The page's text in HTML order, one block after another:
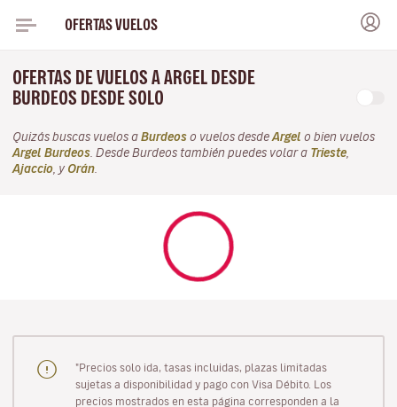
OFERTAS VUELOS
OFERTAS DE VUELOS A ARGEL DESDE
BURDEOS DESDE SOLO
Quizás buscas vuelos a Burdeos o vuelos desde Argel o bien vuelos
Argel Burdeos . Desde Burdeos también puedes volar a Trieste
Ajaccio , y Orán
"Precios solo ida, tasas incluidas, plazas limitadas
sujetas a disponibilidad y pago con Visa Débito. Los
precios mostrados en esta página corresponden a la